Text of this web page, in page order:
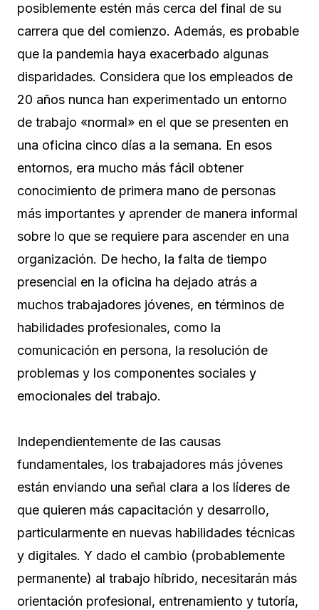
posiblemente estén más cerca del final de su
carrera que del comienzo. Además, es probable
que la pandemia haya exacerbado algunas
disparidades. Considera que los empleados de
20 años nunca han experimentado un entorno
de trabajo «normal» en el que se presenten en
una oficina cinco días a la semana. En esos
entornos, era mucho más fácil obtener
conocimiento de primera mano de personas
más importantes y aprender de manera informal
sobre lo que se requiere para ascender en una
organización. De hecho, la falta de tiempo
presencial en la oficina ha dejado atrás a
muchos trabajadores jóvenes, en términos de
habilidades profesionales, como la
comunicación en persona, la resolución de
problemas y los componentes sociales y
emocionales del trabajo.
Independientemente de las causas
fundamentales, los trabajadores más jóvenes
están enviando una señal clara a los líderes de
que quieren más capacitación y desarrollo,
particularmente en nuevas habilidades técnicas
y digitales. Y dado el cambio (probablemente
permanente) al trabajo híbrido, necesitarán más
orientación profesional, entrenamiento y tutoría,